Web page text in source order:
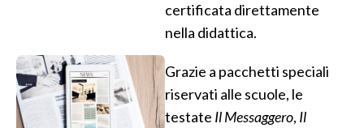
certificata direttamente
nella didattica.
Grazie a pacchetti speciali
riservati alle scuole, le
testate Il Messaggero, Il